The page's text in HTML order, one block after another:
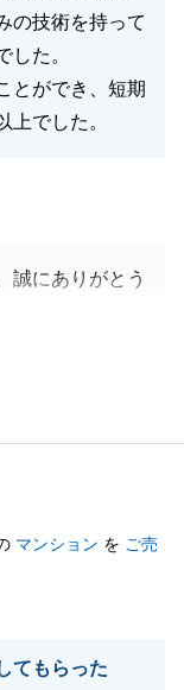
の技術を持って
した。
とができ、短期
上でした。
誠にありがとう
たお伺いする
ましたこと、大
ました。
ましたら、ぜひ
ます。
マンション を ご売
てもらった